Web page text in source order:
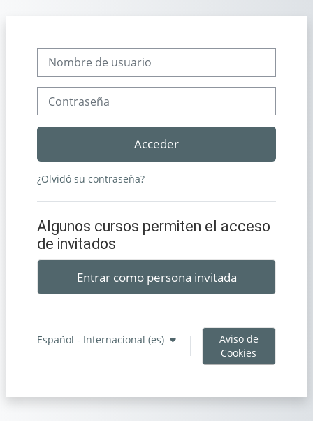
Nombre de usuario
Acceder
¿Olvidó su contraseña?
Algunos cursos permiten el acceso
de invitados
Entrar como persona invitada
Español - Internacional ‎(es)‎
Aviso de
Cookies